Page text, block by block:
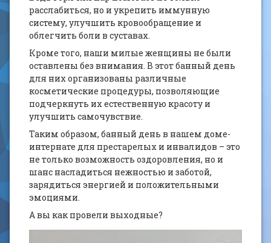
расслабиться, но и укрепить иммунную
систему, улучшить кровообращение и
облегчить боли в суставах.
Кроме того, наши милые женщины не были
оставлены без внимания. В этот банный день
для них организованы различные
косметические процедуры, позволяющие
подчеркнуть их естественную красоту и
улучшить самочувствие.
Таким образом, банный день в нашем доме-
интернате для престарелых и инвалидов – это
не только возможность оздоровления, но и
шанс насладиться нежностью и заботой,
зарядиться энергией и положительными
эмоциями.
А вы как провели выходные?